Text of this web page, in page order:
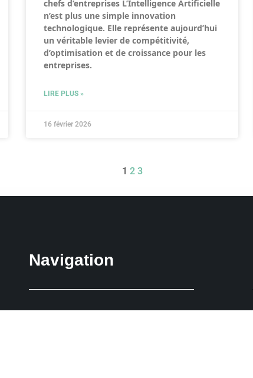
chefs d’entreprises L’Intelligence Artificielle
n’est plus une simple innovation
technologique. Elle représente aujourd’hui
un véritable levier de compétitivité,
d’optimisation et de croissance pour les
entreprises.
LIRE PLUS »
16 février 2026
1 2 3
Navigation